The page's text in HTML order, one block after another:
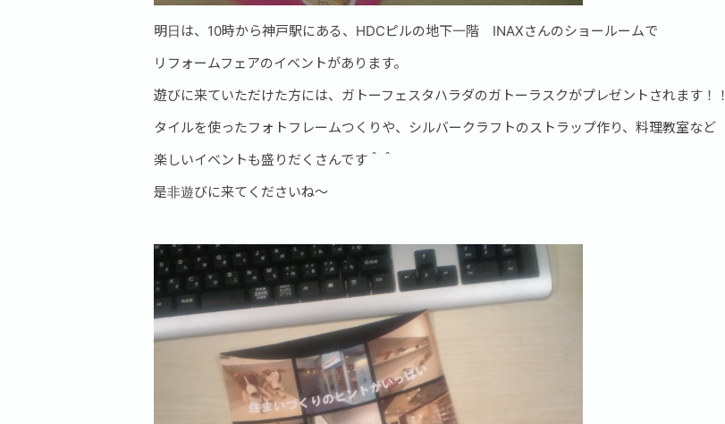
明日は、10時から神戸駅にある、HDCピルの地下一階 INAXさんのショールームで
リフォームフェアのイベントがあります。
遊びに来ていただけた方には、ガトーフェスタハラダのガトーラスクがプレゼントされます！！
タイルを使ったフォトフレームつくりや、シルバークラフトのストラップ作り、料理教室など
楽しいイベントも盛りだくさんです＾＾
是非遊びに来てくださいね～